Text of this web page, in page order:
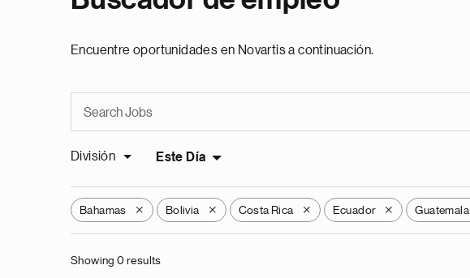
Encuentre oportunidades en Novartis a continuación.
División Este Día
Bahamas X Bolivia X Costa Rica X Ecuador X Guatemala
Showing 0 results